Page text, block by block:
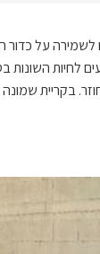
לשמירה על
לחיות
בקריית